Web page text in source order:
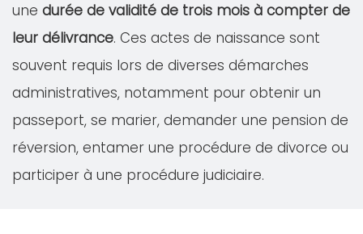
une durée de validité de trois mois à compter de
leur délivrance. Ces actes de naissance sont
souvent requis lors de diverses démarches
administratives, notamment pour obtenir un
passeport, se marier, demander une pension de
réversion, entamer une procédure de divorce ou
participer à une procédure judiciaire.